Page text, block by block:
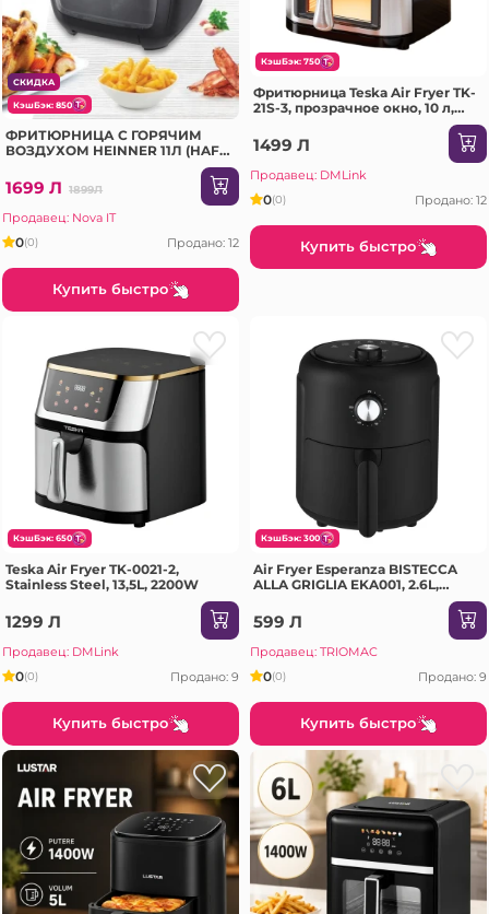
СКИДКА
КэшБэк: 850
ФРИТЮРНИЦА С ГОРЯЧИМ
ВОЗДУХОМ HEINNER 11Л (HAF-
1699 Л 1899Л
Продавец: Nova IT
0(0) Продано: 12
Купить быстро
КэшБэк: 750
Фритюрница Teska Air Fryer TK-
21S-3, прозрачное окно, 10 л,
1499 Л
Продавец: DMLink
0(0) Продано: 12
Купить быстро
КэшБэк: 650
Teska Air Fryer TK-0021-2,
Stainless Steel, 13,5L, 2200W
1299 Л
Продавец: DMLink
0(0) Продано: 9
Купить быстро
КэшБэк: 300
Air Fryer Esperanza BISTECCA
ALLA GRIGLIA EKA001, 2.6L,
599 Л
Продавец: TRIOMAC
0(0) Продано: 9
Купить быстро